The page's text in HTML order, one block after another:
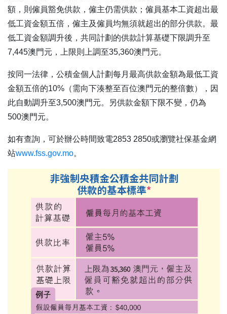
額，則僱員豁免供款，僱主仍需供款；僱員基本工資超出最
低工資金額五倍，僱主及僱員均無須就超出的部分供款。最
低工資金額調升後，共同計劃的供款計算基礎下限調升至
7,445澳門元，上限則上調至35,360澳門元。
按同一法律，公積金個人計劃每月最高供款金額為最低工資
金額五倍的10%（需向下湊整至百位澳門元的整倍數），因
此自動調升至3,500澳門元。另供款金額下限不變，仍為
500澳門元。
如有查詢，可於辦公時間致電2853 2850或瀏覽社保基金網
站www.fss.gov.mo。